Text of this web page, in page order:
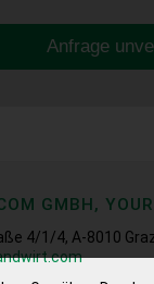
Anfrage
GMBH,
4/1/4, A-8010